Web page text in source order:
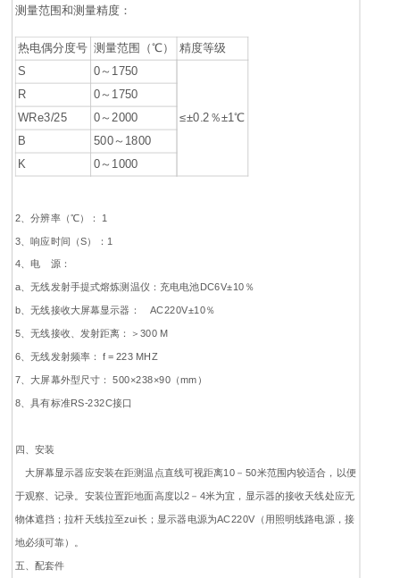
测量范围和测量精度：
热电偶分度号 测量范围（℃） 精度等级
S 0～1750
≤±0.2％±1℃
R 0～1750
WRe3/25 0～2000
B 500～1800
K 0～1000
2、分辨率（℃）： 1
3、响应时间（S）：1
4、电 源：
a、无线发射手提式熔炼测温仪：充电电池DC6V±10％
b、无线接收大屏幕显示器： AC220V±10％
5、无线接收、发射距离：＞300 M
6、无线发射频率： f = 223 MHZ
7、大屏幕外型尺寸： 500×238×90（mm）
8、具有标准RS-232C接口
四、安装
大屏幕显示器应安装在距测温点直线可视距离10－50米范围内较适合，以便
于观察、记录。安装位置距地面高度以2－4米为宜，显示器的接收天线处应无
物体遮挡；拉杆天线拉至zui长；显示器电源为AC220V（用照明线路电源，接
地必须可靠）。
五、配套件